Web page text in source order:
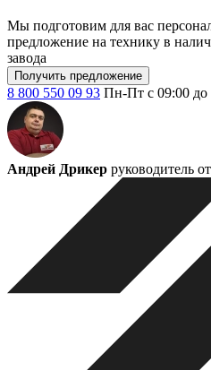
Мы подготовим для вас
предложение на технику в
завода
Получить предложение
8 800 550 09 93 Пн-Пт с 09:00 до
Андрей Дрикер руководитель